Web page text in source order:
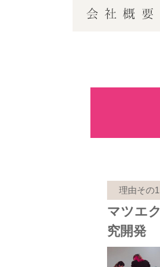
マツエ
究開発